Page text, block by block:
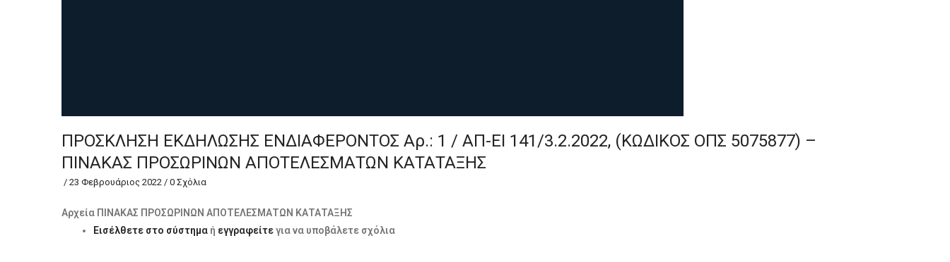
ΠΡΟΣΚΛΗΣΗ ΕΚΔΗΛΩΣΗΣ ΕΝΔΙΑΦΕΡΟΝΤΟΣ Αρ.: 1 / ΑΠ-ΕΙ 141/3.2.2022, (ΚΩΔΙΚΟΣ ΟΠΣ 5075877) –
ΠΙΝΑΚΑΣ ΠΡΟΣΩΡΙΝΩΝ ΑΠΟΤΕΛΕΣΜΑΤΩΝ ΚΑΤΑΤΑΞΗΣ
/ 23 Φεβρουάριος 2022 / 0 Σχόλια
Αρχεία ΠΙΝΑΚΑΣ ΠΡΟΣΩΡΙΝΩΝ ΑΠΟΤΕΛΕΣΜΑΤΩΝ ΚΑΤΑΤΑΞΗΣ
Εισέλθετε στο σύστημα ή εγγραφείτεγια να υποβάλετε σχόλια